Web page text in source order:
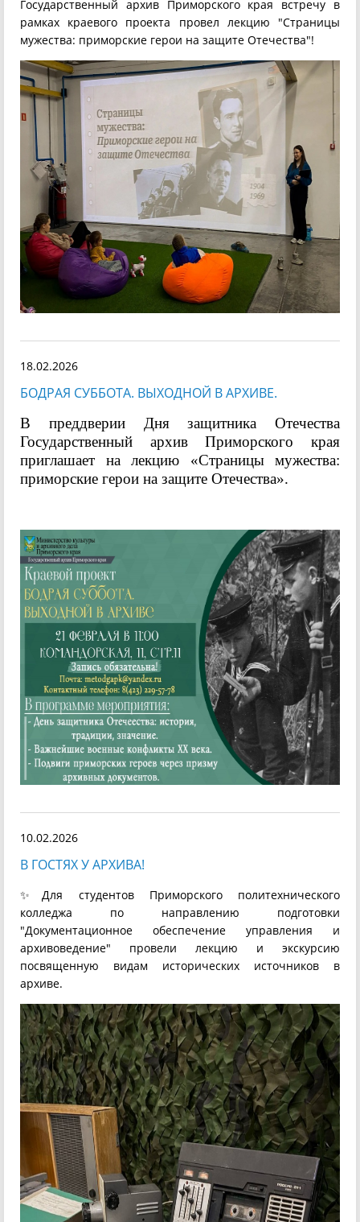
Государственный архив Приморского края встречу в
рамках краевого проекта провел лекцию "Страницы
мужества: приморские герои на защите Отечества"!
18.02.2026
БОДРАЯ СУББОТА. ВЫХОДНОЙ В АРХИВЕ.
В преддверии Дня защитника Отечества
Государственный архив Приморского края
приглашает на лекцию «Страницы мужества:
приморские герои на защите Отечества».
10.02.2026
В ГОСТЯХ У АРХИВА!
✨Для студентов Приморского политехнического
колледжа по направлению подготовки
"Документационное обеспечение управления и
архивоведение" провели лекцию и экскурсию
посвященную видам исторических источников в
архиве.